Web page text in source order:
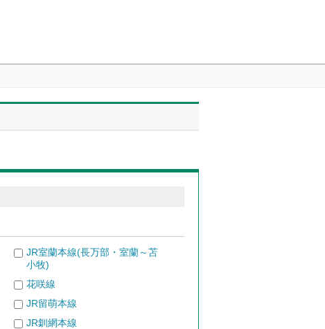
JR室蘭本線(長万部・室蘭～苫
小牧)
花咲線
JR留萌本線
JR釧網本線